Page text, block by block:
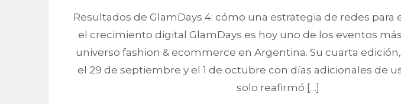
Resultados de GlamDays 4: cómo una estrategia de redes para
el crecimiento digital GlamDays es hoy uno de los eventos
universo fashion & ecommerce en Argentina. Su cuarta
el 29 de septiembre y el 1 de octubre con días adicionales de
solo reafirmó […]